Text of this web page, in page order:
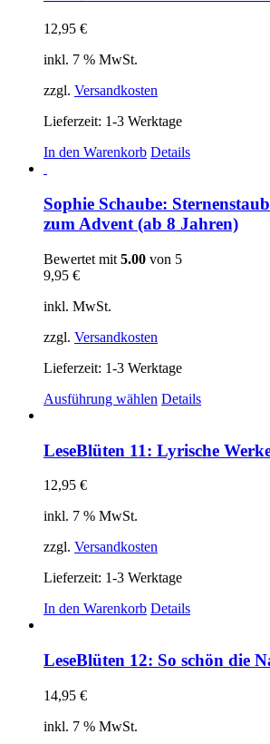
Varianten
Produktseite
werden
12,95 €
inkl. 7 % MwSt.
zzgl. Versandkosten
Lieferzeit: 1-3 Werktage
In den Warenkorb Details
Sophie Schaube:
zum Advent (ab 8 Jahren)
Bewertet mit 5.00 von 5
9,95 €
inkl. MwSt.
zzgl. Versandkosten
Lieferzeit: 1-3 Werktage
Ausführung wählen Dieses
mehrere
Varianten
Produktseite
werden
Details
LeseBlüten 11: Lyrische
12,95 €
inkl. 7 % MwSt.
zzgl. Versandkosten
Lieferzeit: 1-3 Werktage
In den Warenkorb Details
LeseBlüten 12: So schön die
14,95 €
inkl. 7 % MwSt.